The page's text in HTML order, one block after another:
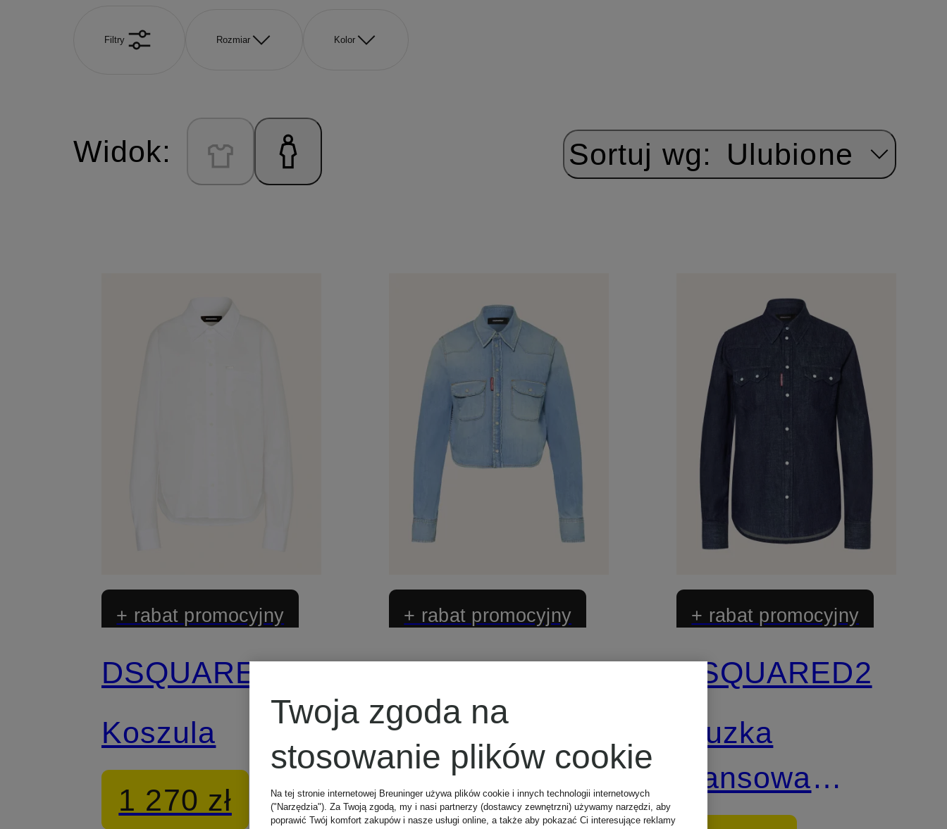
Filtry Rozmiar Kolor
Widok: Sortuj wg: Ulubione
+ rabat promocyjny
DSQUARED2
Koszula
1 270 zł
+ rabat promocyjny
DSQUARED2
Krótka bluzka
jeansowa
+ rabat promocyjny
DSQUARED2
Bluzka
jeansowa
Twoja zgoda na
stosowanie plików cookie
Na tej stronie internetowej Breuninger używa plików cookie i innych technologii internetowych
("Narzędzia"). Za Twoją zgodą, my i nasi partnerzy (dostawcy zewnętrzni) używamy narzędzi, aby
poprawić Twój komfort zakupów i nasze usługi online, a także aby pokazać Ci interesujące reklamy